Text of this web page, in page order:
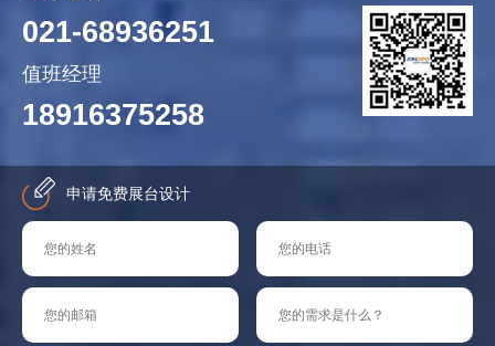
021-68936251
值班经理
18916375258
申请免费展台设计